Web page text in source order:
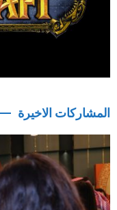
المشاركات الاخيرة